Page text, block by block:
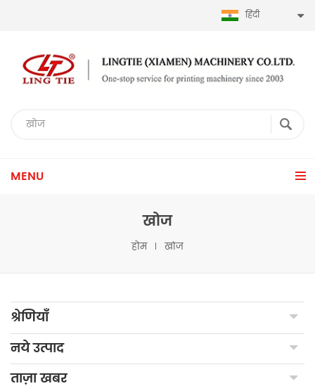
हिंदी
MENU
खोज
होम खोज
श्रेणियाँ
नये उत्पाद
ताज़ा खबर